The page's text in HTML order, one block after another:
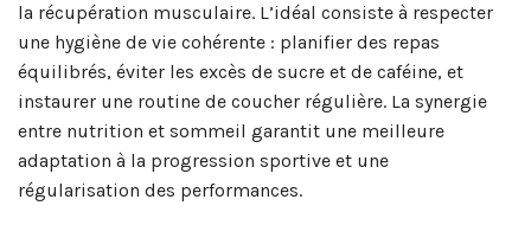
la récupération musculaire. L’idéal consiste à respecter
une hygiène de vie cohérente : planifier des repas
équilibrés, éviter les excès de sucre et de caféine, et
instaurer une routine de coucher régulière. La synergie
entre nutrition et sommeil garantit une meilleure
adaptation à la progression sportive et une
régularisation des performances.